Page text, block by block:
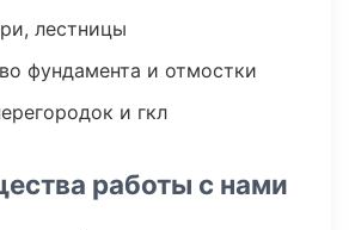
лестницы
фундамента и отмостки
и гкл
работы с нами